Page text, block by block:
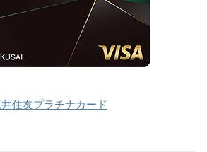
住友プラチナカード